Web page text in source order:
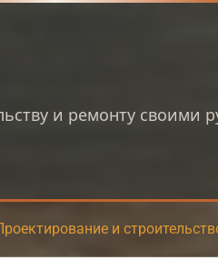
и ремонту своими
и